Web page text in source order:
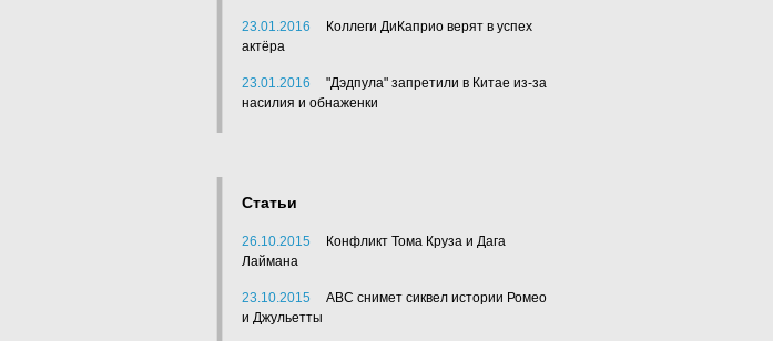
23.01.2016
Коллеги ДиКаприо верят в успех
актёра
23.01.2016
"Дэдпула" запретили в Китае из-за
насилия и обнаженки
Статьи
26.10.2015
Конфликт Тома Круза и Дага
Лаймана
23.10.2015
АВС снимет сиквел истории Ромео
и Джульетты